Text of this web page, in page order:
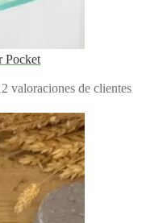
Pocket
valoraciones de clientes